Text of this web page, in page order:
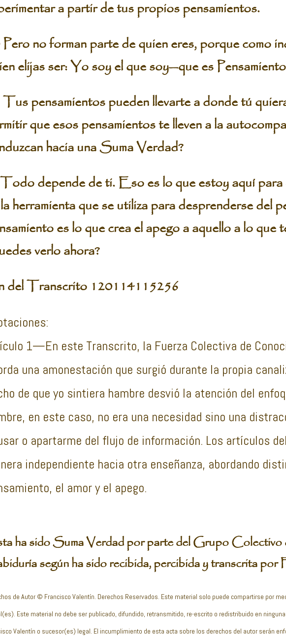
a partir de tus propios pensamientos.
Pero no forman parte de quien eres, porque como
elijas ser: Yo soy el que soy—que es
Tus pensamientos pueden llevarte a donde tú
que esos pensamientos te lleven a la
hacia una Suma Verdad?
depende de ti. Eso es lo que estoy aquí para
herramienta que se utiliza para desprenderse del
es lo que crea el apego a aquello a lo que
verlo ahora?
del Transcrito 120114115256
1—En este Transcrito, la Fuerza Colectiva de
una amonestación que surgió durante la propia
de que yo sintiera hambre desvió la atención del
en este caso, no era una necesidad sino una
o apartarme del flujo de información. Los artículos
independiente hacia otra enseñanza, abordando
el amor y el apego.
ha sido Suma Verdad por parte del Grupo Colectivo
según ha sido recibida, percibida y transcrita por
de Autor © Francisco Valentín. Derechos Reservados. Este material solo puede compartirse por
Este material no debe ser publicado, difundido, retransmitido, re-escrito o redistribuido en
Valentín o sucesor(es) legal. El incumplimiento de esta acta sobre los derechos del autor serán